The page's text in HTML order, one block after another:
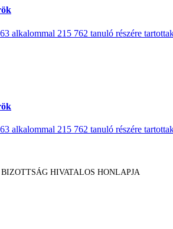
alkalommal 215 762 tanuló részére
alkalommal 215 762 tanuló részére
HIVATALOS HONLAPJA